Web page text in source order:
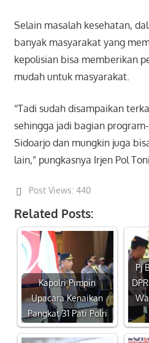
Selain masalah kesehatan,
banyak masyarakat yang
kepolisian bisa memberikan
mudah untuk masyarakat.
“Tadi sudah disampaikan
sehingga jadi bagian
Sidoarjo dan mungkin juga
lain,” pungkasnya Irjen Pol
Post Views: 440
Related Posts:
Kapolri Pimpin
Upacara Kenaikan
Pangkat 31 Pati Polri
Pj